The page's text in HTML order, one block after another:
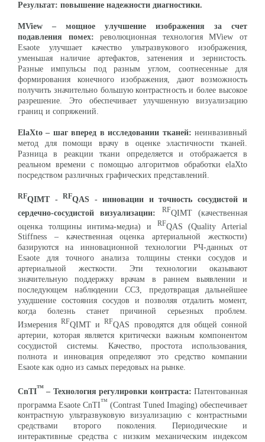
Результат: повышение надежности диагностики.
MView – мощное улучшение изображения за счет
подавления помех:революционная технология MView от
Esaote улучшает качество ультразвукового изображения,
уменьшая наличие артефактов, затенения и зернистость.
Разные импульсы под разным углом, соотнесенные для
формирования конечного изображения, дают возможность
получить значительно большую контрастность и более высокое
разрешение. Это обеспечивает улучшенную визуализацию
границ и сопряжений.
ElaXto – шаг вперед в исследовании тканей: неинвазивный
метод для помощи врачу в оценке эластичности тканей.
Разница в реакции ткани определяется и отображается в
реальном времени с помощью алгоритмов обработки elaXto
посредством различных графических представлений.
RFQIMT- RFQAS - инновации и точность сосудистой и
сердечно-сосудистой визуализации:
RFQIMT (качественная
оценка толщины интима-медиа) и
RFQAS (Quality Arterial
Stiffness – качественная оценка артериальной жесткости)
базируются на инновационной технологии РЧ-данных от
Esaote для точного анализа толщины стенки сосудов и
артериальной жесткости. Эти технологии оказывают
значительную поддержку врачам в раннем выявлении и
последующем наблюдении ССЗ, предотвращая дальнейшее
ухудшение состояния сосудов и позволяя отдалить момент,
когда болезнь станет причиной серьезных проблем.
ИзмеренияRFQIMT иRFQAS проводятся для общей сонной
артерии, которая является критически важным компонентом
сосудистой системы. Качество, простота использования,
полнота и инновация определяют это средство компании
Esaote как одно из самых передовых на рынке.
CnTI™ – Технология регулировки контраста: Патентованная
программа Esaote CnTI™ (Contrast Tuned Imaging) обеспечивает
контрастную ультразвуковую визуализацию с контрастными
средствами второго поколения. Периодические и
интерактивные средства с низким механическим индексом